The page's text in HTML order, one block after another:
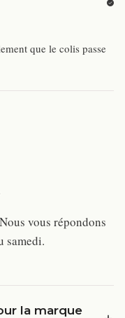
que le colis passe
vous répondons
samedi.
la marque